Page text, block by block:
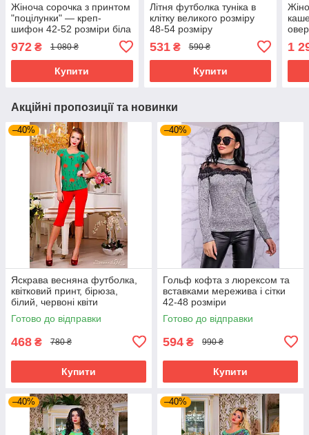
Жіноча сорочка з принтом
"поцілунки" — креп-
шифон 42-52 розміри біла
972 ₴ 1 080 ₴
Купити
Літня футболка туніка в
клітку великого розміру
48-54 розміру
531₴ 590 ₴
Купити
1
Акційні пропозиції та новинки
–40%
Яскрава весняна футболка,
квітковий принт, бірюза,
білий, червоні квіти
Готово до відправки
468 ₴ 780 ₴
Купити
–40%
Гольф кофта з люрексом та
вставками мережива і сітки
42-48 розміри
Готово до відправки
594 ₴ 990 ₴
Купити
–40% –40%